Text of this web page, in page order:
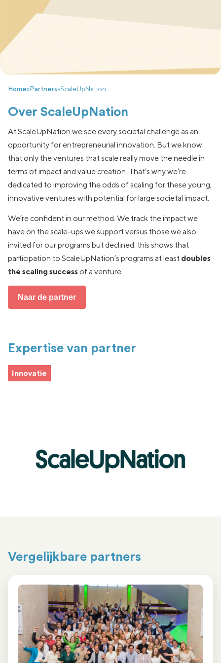
Home»Partners»ScaleUpNation
Over ScaleUpNation
At ScaleUpNation we see every societal challenge as an
opportunity for entrepreneurial innovation. But we know
that only the ventures that scale really move the needle in
terms of impact and value creation. That’s why we’re
dedicated to improving the odds of scaling for these young,
innovative ventures with potential for large societal impact.
We’re confident in our method. We track the impact we
have on the scale-ups we support versus those we also
invited for our programs but declined: this shows that
participation to ScaleUpNation’s programs at least doubles
the scaling success of a venture.
Naar de partner
Expertise van partner
Innovatie
Vergelijkbare partners